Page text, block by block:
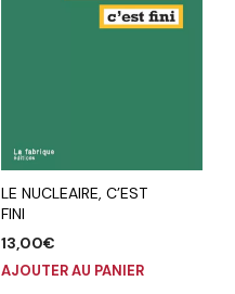
LE NUCLEAIRE, C’EST
FINI
13,00€
AJOUTER AU PANIER